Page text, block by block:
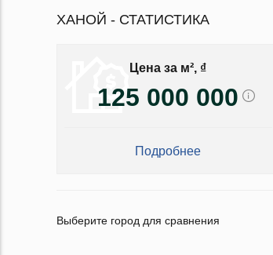
ХАНОЙ - СТАТИСТИКА
Цена за м², ₫
125 000 000
Подробнее
Выберите город для сравнения